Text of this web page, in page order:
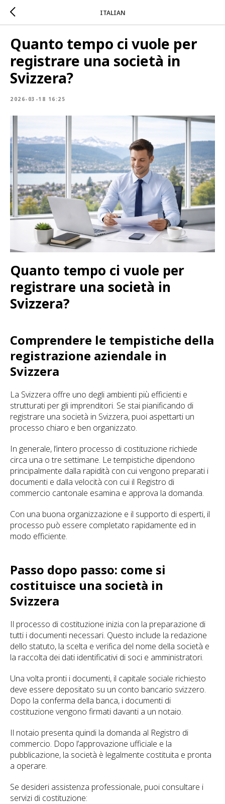
ITALIAN
Quanto tempo ci vuole per
registrare una società in
Svizzera?
2026-03-18 16:25
Quanto tempo ci vuole per
registrare una società in
Svizzera?
Comprendere le tempistiche della
registrazione aziendale in
Svizzera
La Svizzera offre uno degli ambienti più efficienti e
strutturati per gli imprenditori. Se stai pianificando di
registrare una società in Svizzera, puoi aspettarti un
processo chiaro e ben organizzato.
In generale, l’intero processo di costituzione richiede
circa una o tre settimane. Le tempistiche dipendono
principalmente dalla rapidità con cui vengono preparati i
documenti e dalla velocità con cui il Registro di
commercio cantonale esamina e approva la domanda.
Con una buona organizzazione e il supporto di esperti, il
processo può essere completato rapidamente ed in
modo efficiente.
Passo dopo passo: come si
costituisce una società in
Svizzera
Il processo di costituzione inizia con la preparazione di
tutti i documenti necessari. Questo include la redazione
dello statuto, la scelta e verifica del nome della società e
la raccolta dei dati identificativi di soci e amministratori.
Una volta pronti i documenti, il capitale sociale richiesto
deve essere depositato su un conto bancario svizzero.
Dopo la conferma della banca, i documenti di
costituzione vengono firmati davanti a un notaio.
Il notaio presenta quindi la domanda al Registro di
commercio. Dopo l’approvazione ufficiale e la
pubblicazione, la società è legalmente costituita e pronta
a operare.
Se desideri assistenza professionale, puoi consultare i
servizi di costituzione: